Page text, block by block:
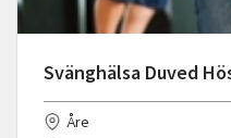
Svänghälsa Duved
Åre